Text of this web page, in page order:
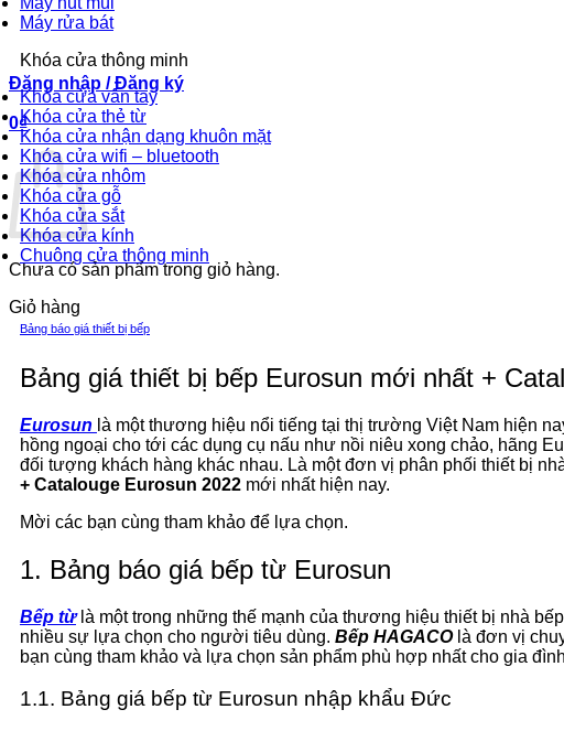
Đăng nhập / Đăng ký
0₫
Chưa có sản phẩm trong giỏ hàng.
Giỏ hàng
Máy rửa bát
Khóa cửa thông minh
Khóa cửa vân tay
Khóa cửa thẻ từ
Khóa cửa nhận dạng khuôn mặt
Khóa cửa wifi – bluetooth
Khóa cửa nhôm
Khóa cửa gỗ
Khóa cửa sắt
Khóa cửa kính
Chuông cửa thông minh
Bảng báo giá thiết bị bếp
Bảng giá thiết bị bếp Eurosun mới nhất +
Eurosun là một thương hiệu nổi tiếng tại thị trường Việt Nam hiện
hồng ngoại cho tới các dụng cụ nấu như nồi niêu xong chảo, hãng
đối tượng khách hàng khác nhau. Là một đơn vị phân phối thiết bị
+ Catalouge Eurosun 2022 mới nhất hiện nay.
Mời các bạn cùng tham khảo để lựa chọn.
1. Bảng báo giá bếp từ Eurosun
Bếp từlà một trong những thế mạnh của thương hiệu thiết bị nhà
nhiều sự lựa chọn cho người tiêu dùng. Bếp HAGACOlà đơn vị
bạn cùng tham khảo và lựa chọn sản phẩm phù hợp nhất cho gia
1.1. Bảng giá bếp từ Eurosun nhập khẩu Đức